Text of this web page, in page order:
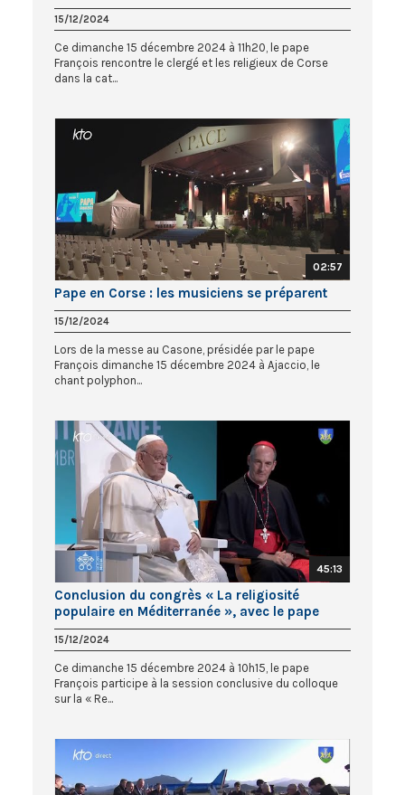
15/12/2024
Ce dimanche 15 décembre 2024 à 11h20, le pape
François rencontre le clergé et les religieux de Corse
dans la cat...
02:57
Pape en Corse : les musiciens se préparent
15/12/2024
Lors de la messe au Casone, présidée par le pape
François dimanche 15 décembre 2024 à Ajaccio, le
chant polyphon...
45:13
Conclusion du congrès « La religiosité
populaire en Méditerranée », avec le pape
François
15/12/2024
Ce dimanche 15 décembre 2024 à 10h15, le pape
François participe à la session conclusive du colloque
sur la « Re...